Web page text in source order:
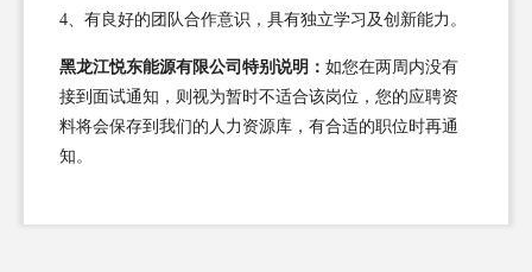
4、有良好的团队合作意识，具有独立学习及创新能力。
黑龙江悦东能源有限公司特别说明： 如您在两周内没有
接到面试通知，则视为暂时不适合该岗位，您的应聘资
料将会保存到我们的人力资源库，有合适的职位时再通
知。